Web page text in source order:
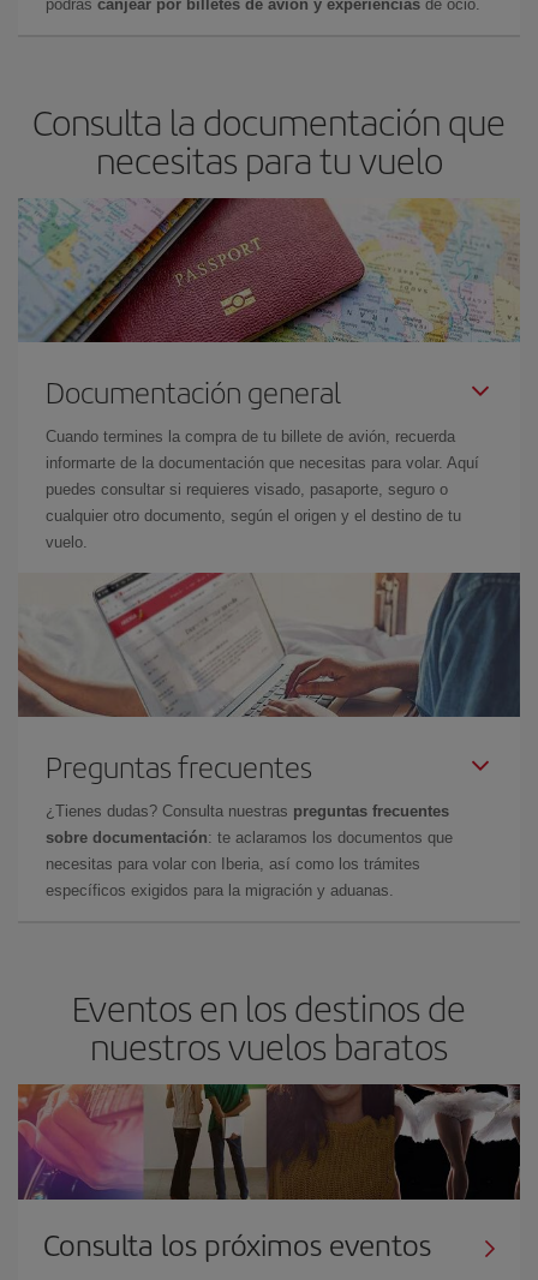
podrás canjear por billetes de avión y experiencias de ocio.
Consulta la documentación que
necesitas para tu vuelo
Documentación general
Cuando termines la compra de tu billete de avión, recuerda
informarte de la documentación que necesitas para volar. Aquí
puedes consultar si requieres visado, pasaporte, seguro o
cualquier otro documento, según el origen y el destino de tu
vuelo.
Preguntas frecuentes
¿Tienes dudas? Consulta nuestras preguntas frecuentes
sobre documentación: te aclaramos los documentos que
necesitas para volar con Iberia, así como los trámites
específicos exigidos para la migración y aduanas.
Eventos en los destinos de
nuestros vuelos baratos
Consulta los próximos eventos